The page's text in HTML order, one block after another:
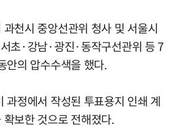
천시 중앙선관위 청사 및 서울시
초·강남·광진·동작구선관위 등 7
안의 압수수색을 했다.
과정에서 작성된 투표용지 인쇄 계
보한 것으로 전해졌다.